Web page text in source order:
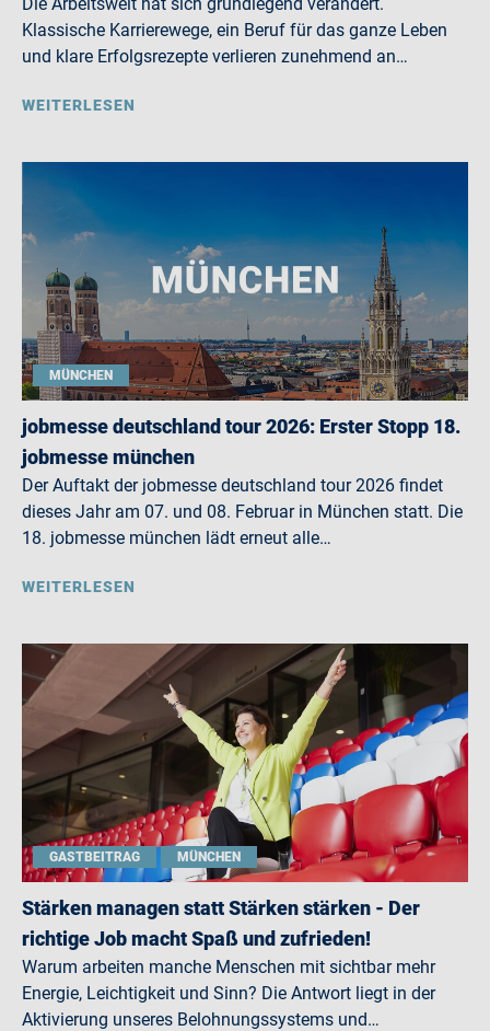
Klassische Karrierewege, ein Beruf für das ganze Leben
und klare Erfolgsrezepte verlieren zunehmend an…
WEITERLESEN
MÜNCHEN
jobmesse deutschland tour 2026: Erster Stopp 18.
jobmesse münchen
Der Auftakt der jobmesse deutschland tour 2026 findet
dieses Jahr am 07. und 08. Februar in München statt. Die
18. jobmesse münchen lädt erneut alle…
WEITERLESEN
GASTBEITRAG MÜNCHEN
Stärken managen statt Stärken stärken - Der
richtige Job macht Spaß und zufrieden!
Warum arbeiten manche Menschen mit sichtbar mehr
Energie, Leichtigkeit und Sinn? Die Antwort liegt in der
Aktivierung unseres Belohnungssystems und…